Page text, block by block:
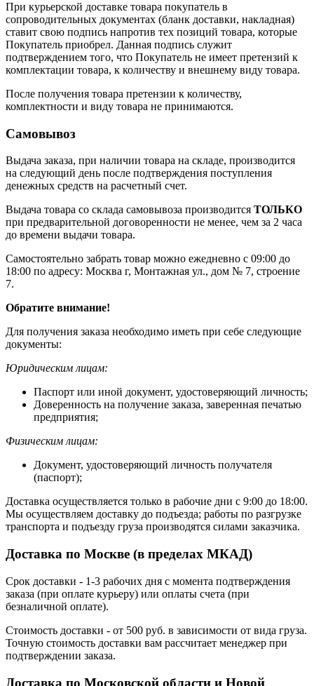
При курьерской доставке товара покупатель в
сопроводительных документах (бланк доставки, накладная)
ставит свою подпись напротив тех позиций товара, которые
Покупатель приобрел. Данная подпись служит
подтверждением того, что Покупатель не имеет претензий к
комплектации товара, к количеству и внешнему виду товара.
После получения товара претензии к количеству,
комплектности и виду товара не принимаются.
Самовывоз
Выдача заказа, при наличии товара на складе, производится
на следующий день после подтверждения поступления
денежных средств на расчетный счет.
Выдача товара со склада самовывоза производится ТОЛЬКО
при предварительной договоренности не менее, чем за 2 часа
до времени выдачи товара.
Самостоятельно забрать товар можно ежедневно с 09:00 до
18:00 по адресу: Москва г, Монтажная ул., дом № 7, строение
7.
Обратите внимание!
Для получения заказа необходимо иметь при себе следующие
документы:
Юридическим лицам:
Паспорт или иной документ, удостоверяющий личность;
Доверенность на получение заказа, заверенная печатью
предприятия;
Физическим лицам:
Документ, удостоверяющий личность получателя
(паспорт);
Доставка осуществляется только в рабочие дни с 9:00 до 18:00.
Мы осуществляем доставку до подъезда; работы по разгрузке
транспорта и подъезду груза производятся силами заказчика.
Доставка по Москве (в пределах МКАД)
Срок доставки - 1-3 рабочих дня с момента подтверждения
заказа (при оплате курьеру) или оплаты счета (при
безналичной оплате).
Стоимость доставки - от 500 руб. в зависимости от вида груза.
Точную стоимость доставки вам рассчитает менеджер при
подтверждении заказа.
Доставка по Московской области и Новой